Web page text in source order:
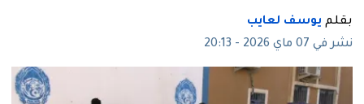
بقلم يوسف لعايب
نشر في 07 ماي 2026 - 20:13